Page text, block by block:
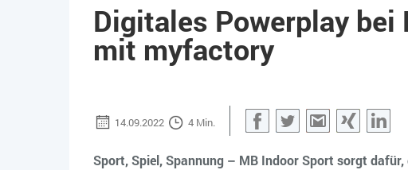
Digitales Powerplay bei
mit myfactory
14.09.2022 4 Min. FacebookTwitterGmailXING
Sport, Spiel, Spannung – MB Indoor Sport sorgt